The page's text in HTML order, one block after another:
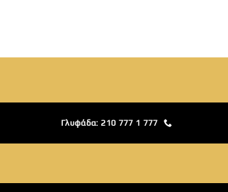
Γλυφάδα: 210 777 1 777